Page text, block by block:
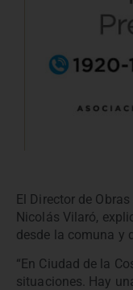
El Director de
Nicolás Vilaró,
desde la comuna y
“En Ciudad de la
situaciones. Hay